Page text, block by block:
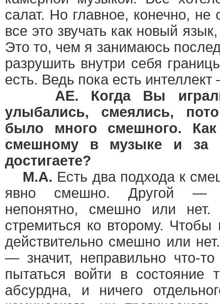
салат. Но главное, конечно, не
все это звучать как новый
Это то, чем я занимаюсь
разрушить внутри себя
есть. Ведь пока есть
AE. Когда Вы
улыбались, смеялись,
было много смешного.
смешному в музыке и за
достигаете?
М.А. Есть два подхода к
явно смешно. Другой —
непонятно, смешно или
стремиться ко второму.
действительно смешно или
— значит, неправильно что-
пытаться войти в состояние
абсурдна, и ничего